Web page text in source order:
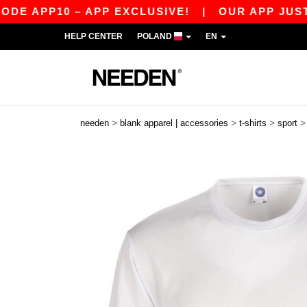
– APP EXCLUSIVE!|OUR APP JUST
HELP CENTER POLAND EN
needen > blank apparel | accessories > t-shirts > sport >